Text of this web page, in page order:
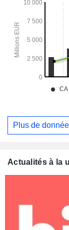
Plus de
Actualités à la